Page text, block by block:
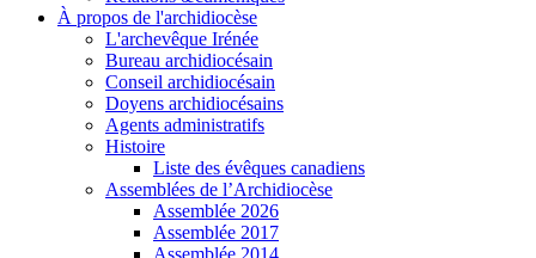
À propos de l'archidiocèse
L'archevêque Irénée
Bureau archidiocésain
Conseil archidiocésain
Doyens archidiocésains
Agents administratifs
Histoire
Liste des évêques canadiens
Assemblées de l’Archidiocèse
Assemblée 2026
Assemblée 2017
Assemblée 2014